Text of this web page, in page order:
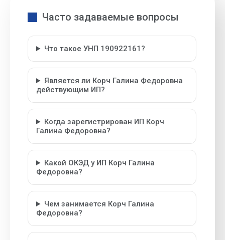
Часто задаваемые вопросы
Что такое УНП 190922161?
Является ли Корч Галина Федоровна
действующим ИП?
Когда зарегистрирован ИП Корч
Галина Федоровна?
Какой ОКЭД у ИП Корч Галина
Федоровна?
Чем занимается Корч Галина
Федоровна?